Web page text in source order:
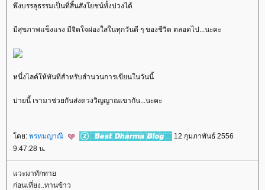
พึงบรรลุธรรมเป็นที่สิ้นสังโยชน์ทั้งปวงได้
มีสุขภาพแข็งแรง มีจิตใจผ่องใสในทุกวันดี ๆ ของชีวิต ตลอดไป...นะคะ
หนึ่งไลค์ให้ทันทีสำหรับสำนวนการเขียนในวันนี้
บ่ายนี้ เรามาช่วยกันส่งดวงวิญญาณเขากัน...นะคะ
ดย: พรหมญาณี
12 กุมภาพันธ์ 2556
9:47:28 น.
วะมาทักทา
ก่อนเที่ยง..ทานข้าว